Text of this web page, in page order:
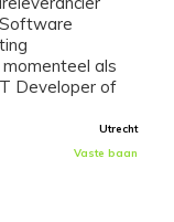
als
Developer of
Utrecht
Vaste baan